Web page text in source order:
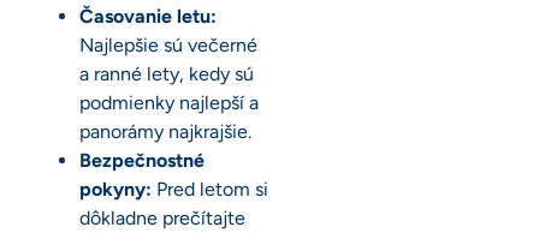
Časovanie letu:
Najlepšie sú večerné
a ranné lety, kedy sú
podmienky najlepší a
panorámy najkrajšie.
Bezpečnostné
pokyny: Pred letom si
dôkladne prečítajte